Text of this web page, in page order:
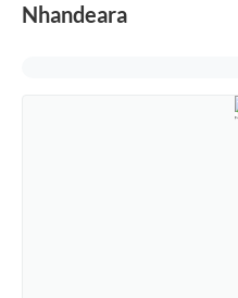
Nhandeara